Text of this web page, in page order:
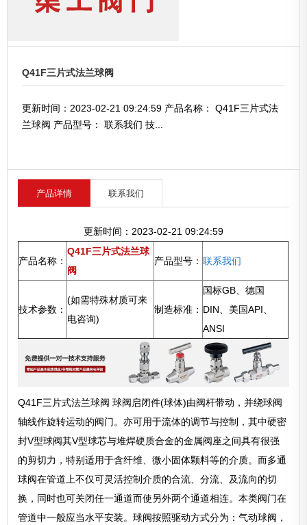
Q41F三片式法兰球阀
更新时间：2023-02-21 09:24:59 产品名称： Q41F三片式法
兰球阀 产品型号： 联系我们 技...
产品详情 联系我们
更新时间：2023-02-21 09:24:59
产品名称：
Q41F三片式法兰球
阀
产品型号： 联系我们
技术参数：
(如需特殊材质可来
电咨询)
制造标准：
国标GB、德国
DIN、美国API、
ANSI
Q41F三片式法兰球阀 球阀启闭件(球体)由阀杆带动，并绕球阀
轴线作旋转运动的阀门。亦可用于流体的调节与控制，其中硬密
封V型球阀其V型球芯与堆焊硬质合金的金属阀座之间具有很强
的剪切力，特别适用于含纤维、微小固体颗料等的介质。而多通
球阀在管道上不仅可灵活控制介质的合流、分流、及流向的切
换，同时也可关闭任一通道而使另外两个通道相连。本类阀门在
管道中一般应当水平安装。球阀按照驱动方式分为：气动球阀，